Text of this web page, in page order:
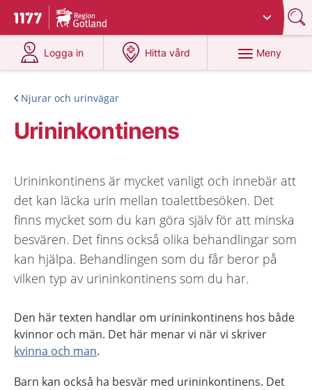
Till startsidan för 1177
Du har valt region
Logga in
på 1177.se
Hitta vård
på 1177.se
Meny
Njurar och urinvägar
Urininkontinens
Urininkontinens är mycket vanligt och innebär att
det kan läcka urin mellan toalettbesöken. Det
finns mycket som du kan göra själv för att minska
besvären. Det finns också olika behandlingar som
kan hjälpa. Behandlingen som du får beror på
vilken typ av urininkontinens som du har.
Den här texten handlar om urininkontinens hos både
kvinnor och män. Det här menar vi när vi skriver
kvinna och man.
Barn kan också ha besvär med urininkontinens. Det